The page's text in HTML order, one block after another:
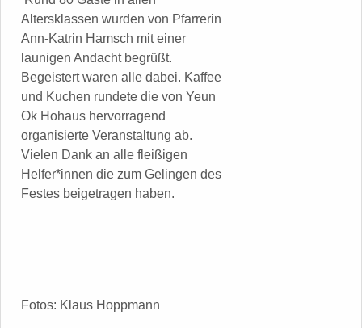
Altersklassen wurden von Pfarrerin
Ann-Katrin Hamsch mit einer
launigen Andacht begrüßt.
Begeistert waren alle dabei. Kaffee
und Kuchen rundete die von Yeun
Ok Hohaus hervorragend
organisierte Veranstaltung ab.
Vielen Dank an alle fleißigen
Helfer*innen die zum Gelingen des
Festes beigetragen haben.
Fotos: Klaus Hoppmann